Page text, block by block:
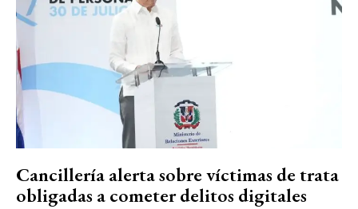
Cancillería alerta sobre víctimas de trata
obligadas a cometer delitos digitales